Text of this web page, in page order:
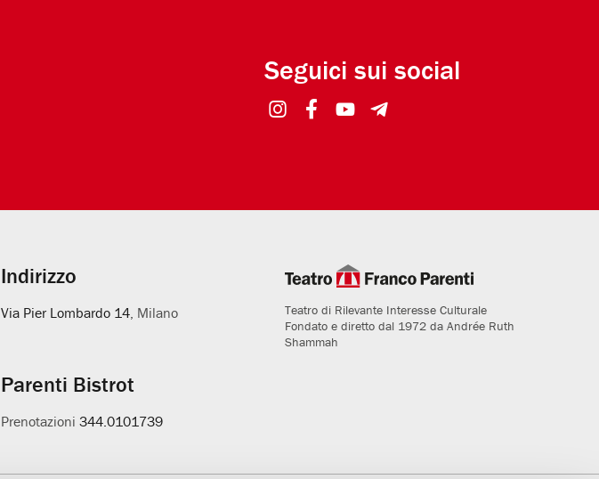
Seguici sui social
Indirizzo
Via Pier Lombardo 14, Milano
Parenti Bistrot
Prenotazioni 344.0101739
Teatro di Rilevante Interesse Culturale
Fondato e diretto dal 1972 da Andrée Ruth
Shammah